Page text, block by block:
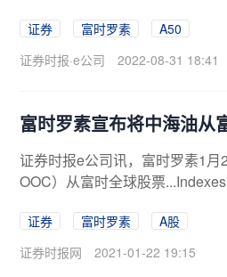
证券 富时罗素
A50
证券时报·e公司
2022-08-31 18:41
富时罗素宣布将中海油从
证券时报e公司讯，富时罗素1
OOC）从富时全球股票
证券 富时罗素
A股
证券时报网
2021-01-22 19:15